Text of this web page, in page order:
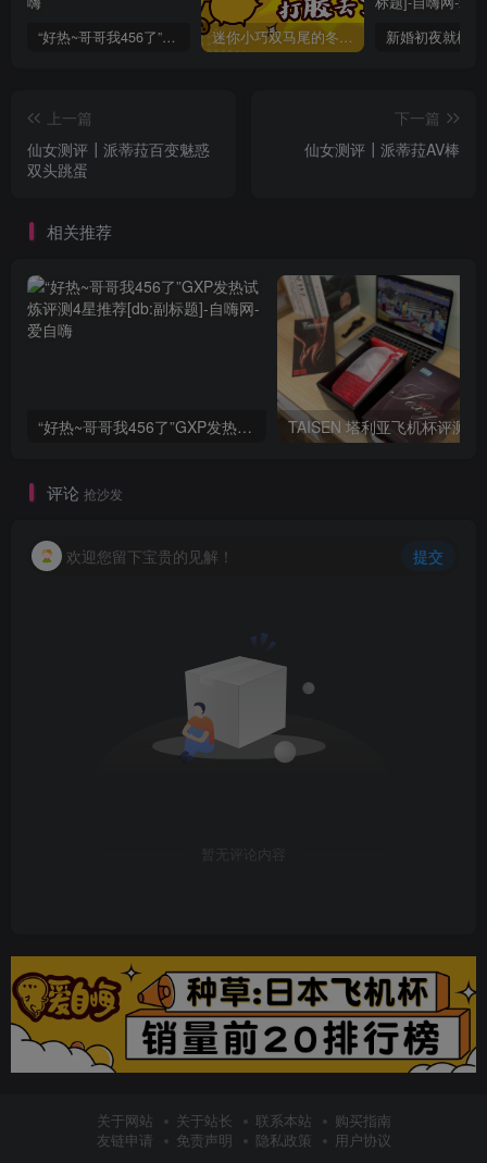
“好热~哥哥我456了”GXP发热试炼评测4星推荐[db:副标题] 迷你小巧双马尾的冬爱琴音写真分享，虎牙妹妹YYDS!
上一篇
仙女测评┃派蒂菈百变魅惑
双头跳蛋
下一篇
仙女测评┃派蒂菈AV棒
相关推荐
“好热~哥哥我456了”GXP发热试炼评测4星推荐[db:副标题]
评论 抢沙发
欢迎您留下宝贵的见解！ 提交
暂无评论内容
关于网站 关于站长 联系本站
购买指南
友链申请
免责声明 隐私政策 用户协议